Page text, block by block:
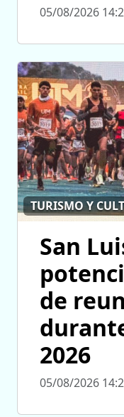
05/08/2026
TURISMO Y
San
de
2026
05/08/2026